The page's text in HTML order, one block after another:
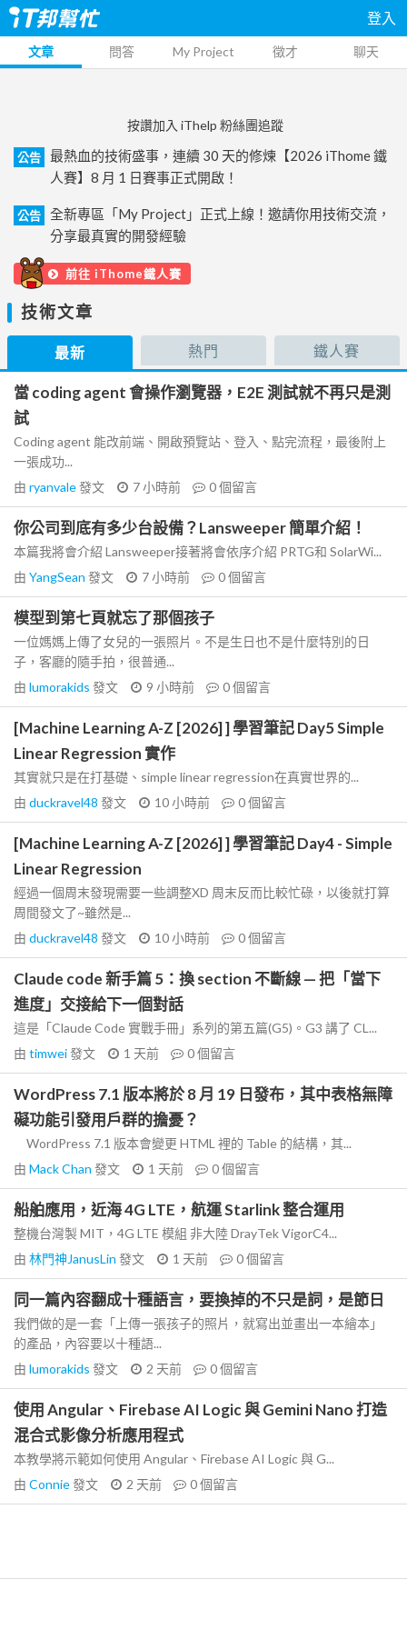
登入
文章 問答 My Project 徵才 聊天
按讚加入 iThelp 粉絲團追蹤
公告
最熱血的技術盛事，連續 30 天的修煉【2026 iThome 鐵
人賽】8 月 1 日賽事正式開啟！
公告
全新專區「My Project」正式上線！邀請你用技術交流，
分享最真實的開發經驗
前往 iThome鐵人賽
技術文章
最新 熱門 鐵人賽
當 coding agent 會操作瀏覽器，E2E 測試就不再只是測
試
Coding agent 能改前端、開啟預覽站、登入、點完流程，最後附上
一張成功...
由 ryanvale發文 7 小時前 0個留言
你公司到底有多少台設備？Lansweeper 簡單介紹！
本篇我將會介紹 Lansweeper接著將會依序介紹 PRTG和 SolarWi...
由 YangSean 發文 7 小時前 0個留言
模型到第七頁就忘了那個孩子
一位媽媽上傳了女兒的一張照片。不是生日也不是什麼特別的日
子，客廳的隨手拍，很普通...
由 lumorakids 發文 9 小時前 0個留言
[Machine Learning A-Z [2026] ] 學習筆記 Day5 Simple
Linear Regression 實作
其實就只是在打基礎、simple linear regression在真實世界的...
由 duckravel48 發文 10 小時前 0個留言
[Machine Learning A-Z [2026] ] 學習筆記 Day4 - Simple
Linear Regression
經過一個周末發現需要一些調整XD 周末反而比較忙碌，以後就打算
周間發文了~雖然是...
由 duckravel48 發文 10 小時前 0個留言
Claude code 新手篇 5：換 section 不斷線 — 把「當下
進度」交接給下一個對話
這是「Claude Code 實戰手冊」系列的第五篇(G5)。G3 講了 CL...
由 timwei發文 1 天前 0個留言
WordPress 7.1 版本將於 8 月 19 日發布，其中表格無障
礙功能引發用戶群的擔憂？
WordPress 7.1 版本會變更 HTML 裡的 Table 的結構，其...
由 Mack Chan 發文 1 天前 0個留言
船舶應用，近海 4G LTE，航運 Starlink 整合運用
整機台灣製 MIT，4G LTE 模組 非大陸 DrayTek VigorC4...
由 林門神JanusLin 發文 1 天前 0個留言
同一篇內容翻成十種語言，要換掉的不只是詞，是節日
我們做的是一套「上傳一張孩子的照片，就寫出並畫出一本繪本」
的產品，內容要以十種語...
由 lumorakids 發文 2 天前 0個留言
使用 Angular、Firebase AI Logic 與 Gemini Nano 打造
混合式影像分析應用程式
本教學將示範如何使用 Angular、Firebase AI Logic 與 G...
由 Connie發文 2 天前 0個留言